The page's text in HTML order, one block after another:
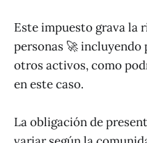
Este impuesto grava la
personas 🚀 incluyendo
otros activos, como
en este caso.
La obligación de